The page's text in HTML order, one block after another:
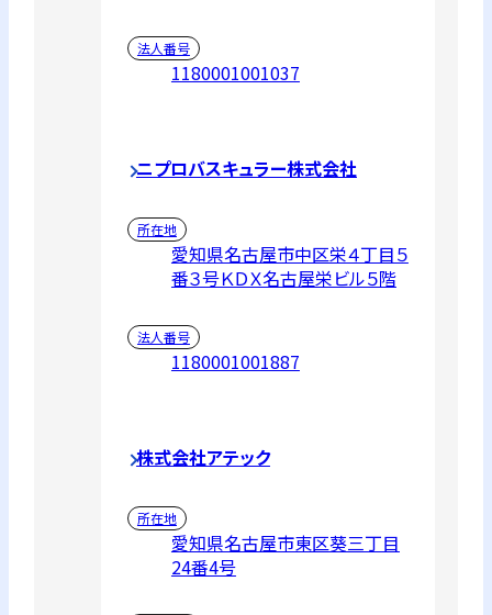
法人番号
1180001001037
ニプロバスキュラー株式会社
所在地
愛知県名古屋市中区栄４丁目５
番３号ＫＤＸ名古屋栄ビル５階
法人番号
1180001001887
株式会社アテック
所在地
愛知県名古屋市東区葵三丁目
24番4号